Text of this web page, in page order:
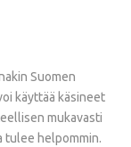
Suomen
käyttää käsineet
mukavasti
tulee helpommin.